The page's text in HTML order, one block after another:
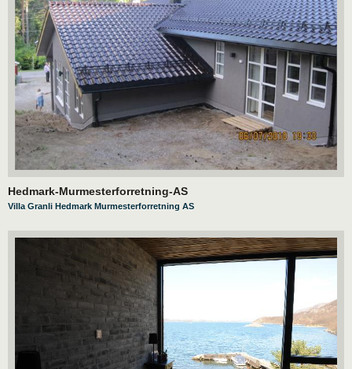
Hedmark-Murmesterforretning-AS
Villa Granli Hedmark Murmesterforretning AS